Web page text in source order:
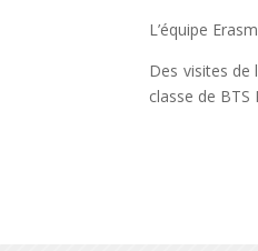
L’équipe
Des visites de
classe de